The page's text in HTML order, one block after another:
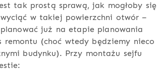
tak prostą sprawą, jak mogłoby się
w takiej powierzchni otwór –
już na etapie planowania
remontu (choć wtedy będziemy nieco
budynku). Przy montażu sejfu